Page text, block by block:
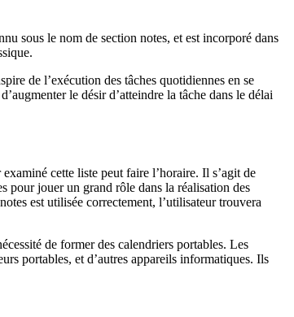
sous le nom de section notes, et est incorporé dans
de l’exécution des tâches quotidiennes en se
le désir d’atteindre la tâche dans le délai
cette liste peut faire l’horaire. Il s’agit de
pour jouer un grand rôle dans la réalisation des
est utilisée correctement, l’utilisateur trouvera
de former des calendriers portables. Les
portables, et d’autres appareils informatiques. Ils